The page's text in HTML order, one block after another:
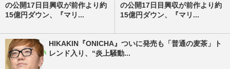
の公開17日目興収が前作より約
15億円ダウン、『マリ...
の公開17日目興収が前作より約
15億円ダウン、『マリ...
HIKAKIN『ONICHA』ついに発売も「普通の麦茶」ト
レンド入り、“炎上騒動...